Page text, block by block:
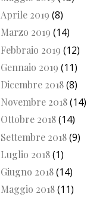
Aprile 2019 (8)
Marzo 2019 (14)
Febbraio 2019 (12)
Gennaio 2019 (11)
Dicembre 2018(8)
Novembre 2018(14)
Ottobre 2018(14)
Settembre 2018(9)
Luglio 2018(1)
Giugno 2018(14)
Maggio 2018(11)